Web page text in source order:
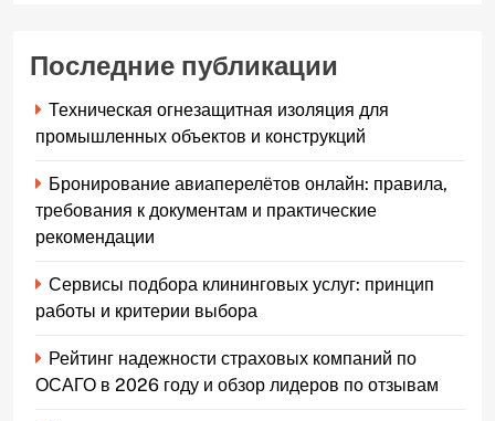
Последние публикации
Техническая огнезащитная изоляция для
промышленных объектов и конструкций
Бронирование авиаперелётов онлайн: правила,
требования к документам и практические
рекомендации
Сервисы подбора клининговых услуг: принцип
работы и критерии выбора
Рейтинг надежности страховых компаний по
ОСАГО в 2026 году и обзор лидеров по отзывам